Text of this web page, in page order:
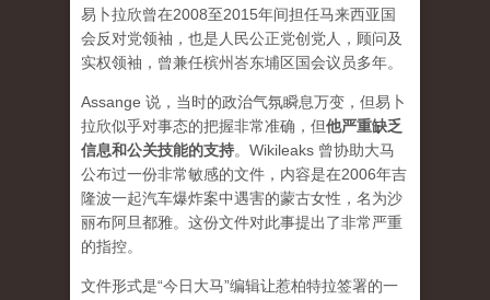
易卜拉欣曾在2008至2015年间担任马来西亚国
会反对党领袖，也是人民公正党创党人，顾问及
实权领袖，曾兼任槟州峇东埔区国会议员多年。
Assange 说，当时的政治气氛瞬息万变，但易卜
拉欣似乎对事态的把握非常准确，但他严重缺乏
信息和公关技能的支持。Wikileaks 曾协助大马
公布过一份非常敏感的文件，内容是在2006年吉
隆波一起汽车爆炸案中遇害的蒙古女性，名为沙
丽布阿旦都雅。这份文件对此事提出了非常严重
的指控。
文件形式是“今日大马”编辑让惹柏特拉签署的一